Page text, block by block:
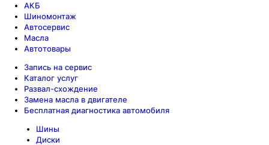
АКБ
Шиномонтаж
Автосервис
Масла
Автотовары
Запись на сервис
Каталог услуг
Развал-схождение
Замена масла в двигателе
Бесплатная диагностика автомобиля
Шины
Диски